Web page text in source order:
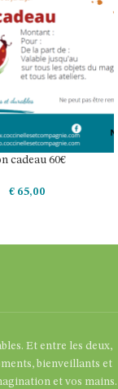
cadeau 60€
€65,00
Et entre les deux,
bienveillants et
et vos mains.